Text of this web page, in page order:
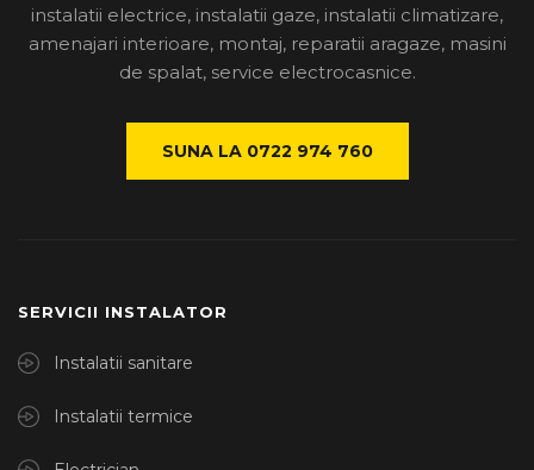
instalatii electrice, instalatii gaze, instalatii climatizare,
amenajari interioare, montaj, reparatii aragaze, masini
de spalat, service electrocasnice.
SUNA LA 0722 974 760
SERVICII INSTALATOR
Instalatii sanitare
Instalatii termice